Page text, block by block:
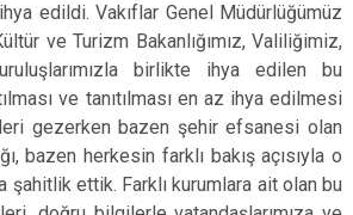
edildi. Vakıflar Genel Müdürlüğümüz
ve Turizm Bakanlığımız, Valiliğimiz,
birlikte ihya edilen bu
ve tanıtılması en az ihya edilmesi
gezerken bazen şehir efsanesi olan
bazen herkesin farklı bakış açısıyla o
şahitlik ettik. Farklı kurumlara ait olan bu